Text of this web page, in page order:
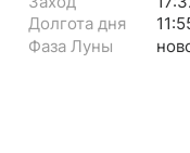
Долгота дня
Фаза Луны